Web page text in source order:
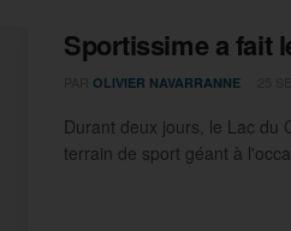
Sportissime a fait
OLIVIER NAVARRANNE
Durant deux jours, le Lac du
terrain de sport géant à